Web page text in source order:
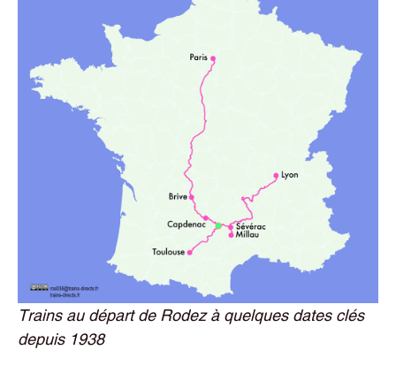
Trains au départ de Rodez à quelques dates clés
depuis 1938